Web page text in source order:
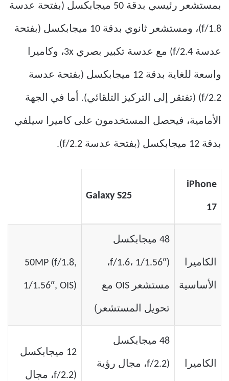
بمستشعر رئيسي بدقة 50 ميجابكسل (بفتحة عدسة
f/1.8)، ومستشعر ثانوي بدقة 10 ميجابكسل (بفتحة
عدسة f/2.4) مع عدسة تكبير بصري 3x، وكاميرا
واسعة للغاية بدقة 12 ميجابكسل (بفتحة عدسة
f/2.2) (تفتقر إلى التركيز التلقائي). أما في الجهة
الأمامية، فيحصل المستخدمون على كاميرا سيلفي
بدقة 12 ميجابكسل (بفتحة عدسة f/2.2).
iPhone
17
Galaxy S25
الكاميرا
الأساسية
48 ميجابكسل
(f/1.6، 1/1.56″،
مستشعر OIS مع
تحويل المستشعر)
50MP (f/1.8,
1/1.56″, OIS)
الكاميرا
48 ميجابكسل
(f/2.2، مجال رؤية
12 ميجابكسل
(f/2.2، مجال